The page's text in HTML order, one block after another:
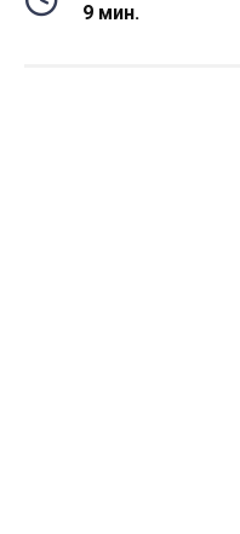
9 мин.